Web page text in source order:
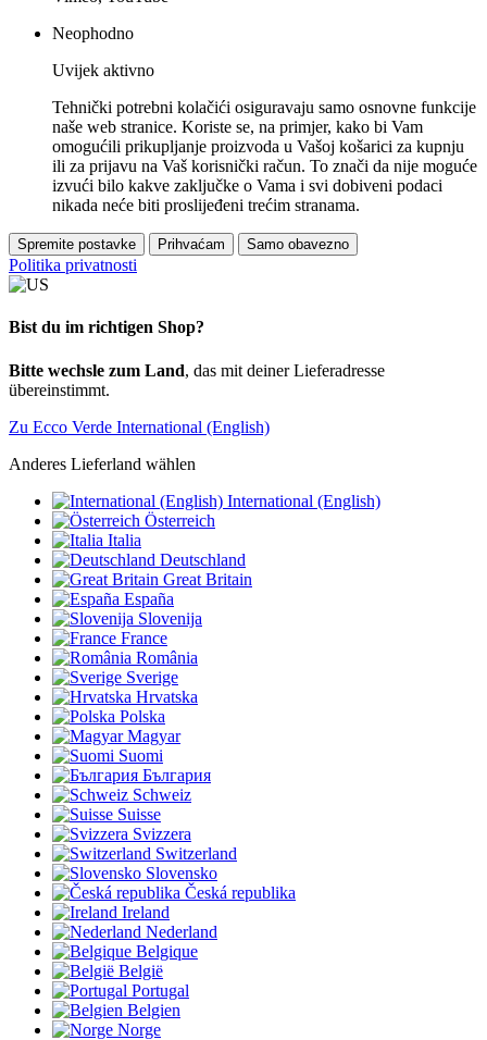
Neophodno
Uvijek aktivno
Tehnički potrebni kolačići osiguravaju samo osnovne funkcije
naše web stranice. Koriste se, na primjer, kako bi Vam
omogućili prikupljanje proizvoda u Vašoj košarici za kupnju
ili za prijavu na Vaš korisnički račun. To znači da nije moguće
izvući bilo kakve zaključke o Vama i svi dobiveni podaci
nikada neće biti proslijeđeni trećim stranama.
Spremite postavke Prihvaćam Samo obavezno
Politika privatnosti
Bist du im richtigen Shop?
Bitte wechsle zum Land, das mit deiner Lieferadresse
übereinstimmt.
Zu Ecco Verde International (English)
Anderes Lieferland wählen
International (English)
Österreich
Italia
Deutschland
Great Britain
España
Slovenija
France
România
Sverige
Hrvatska
Polska
Magyar
Suomi
България
Schweiz
Suisse
Svizzera
Switzerland
Slovensko
Česká republika
Ireland
Nederland
Belgique
België
Portugal
Belgien
Norge